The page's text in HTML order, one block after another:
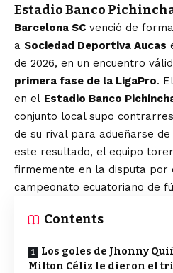
Estadio Banco
Barcelona SC venció de
a Sociedad Deportiva Aucas
de 2026, en un encuentro
primera fase de la LigaPro.
en el Estadio Banco
conjunto local supo
de su rival para adueñarse
este resultado, el equipo
firmemente en la disputa por
campeonato ecuatoriano de
Contents
Los goles de Jhonny
Milton Céliz le dieron el